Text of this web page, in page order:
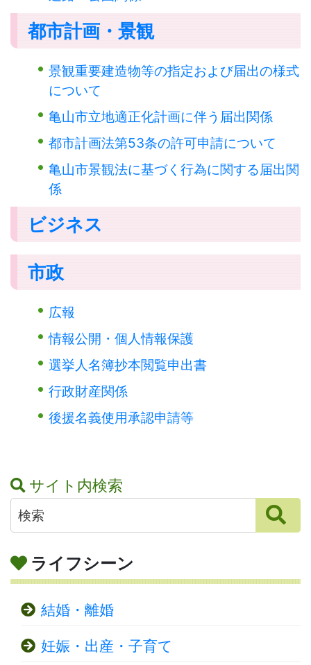
都市計画・景観
景観重要建造物等の指定および届出の様式
について
亀山市立地適正化計画に伴う届出関係
都市計画法第53条の許可申請について
亀山市景観法に基づく行為に関する届出関
係
ビジネス
市政
広報
情報公開・個人情報保護
選挙人名簿抄本閲覧申出書
行政財産関係
後援名義使用承認申請等
サイト内検索
ライフシーン
結婚・離婚
妊娠・出産・子育て